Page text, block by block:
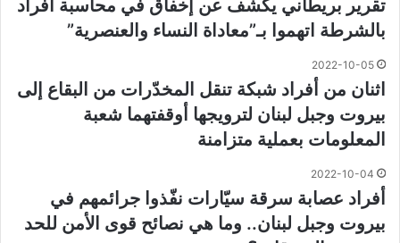
تقرير بريطاني يكشف عن إخفاق في محاسبة أفراد
بالشرطة اتهموا بـ”معاداة النساء والعنصرية”
2022-10-05
اثنان من أفراد شبكة تنقل المخدّرات من البقاع إلى
بيروت وجبل لبنان لترويجها أوقفتهما شعبة
المعلومات بعملية متزامنة
2022-10-04
أفراد عصابة سرقة سيّارات نفّذوا جرائمهم في
بيروت وجبل لبنان.. وما هي نصائح قوى الأمن للحد